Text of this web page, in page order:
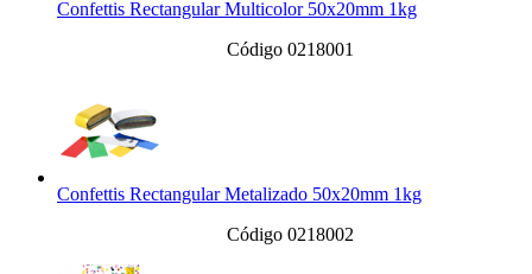
Confettis Rectangular Multicolor 50x20mm 1kg
Código 0218001
Confettis Rectangular Metalizado 50x20mm 1kg
Código 0218002